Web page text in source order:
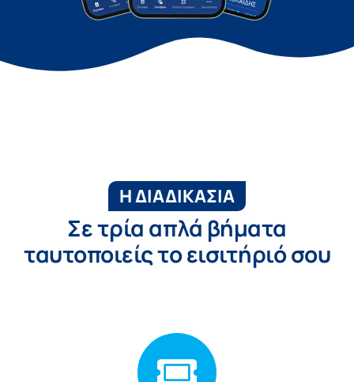
Η ΔΙΑΔΙΚΑΣΙΑ
Σε τρία απλά βήματα
ταυτοποιείς το εισιτήριό σου